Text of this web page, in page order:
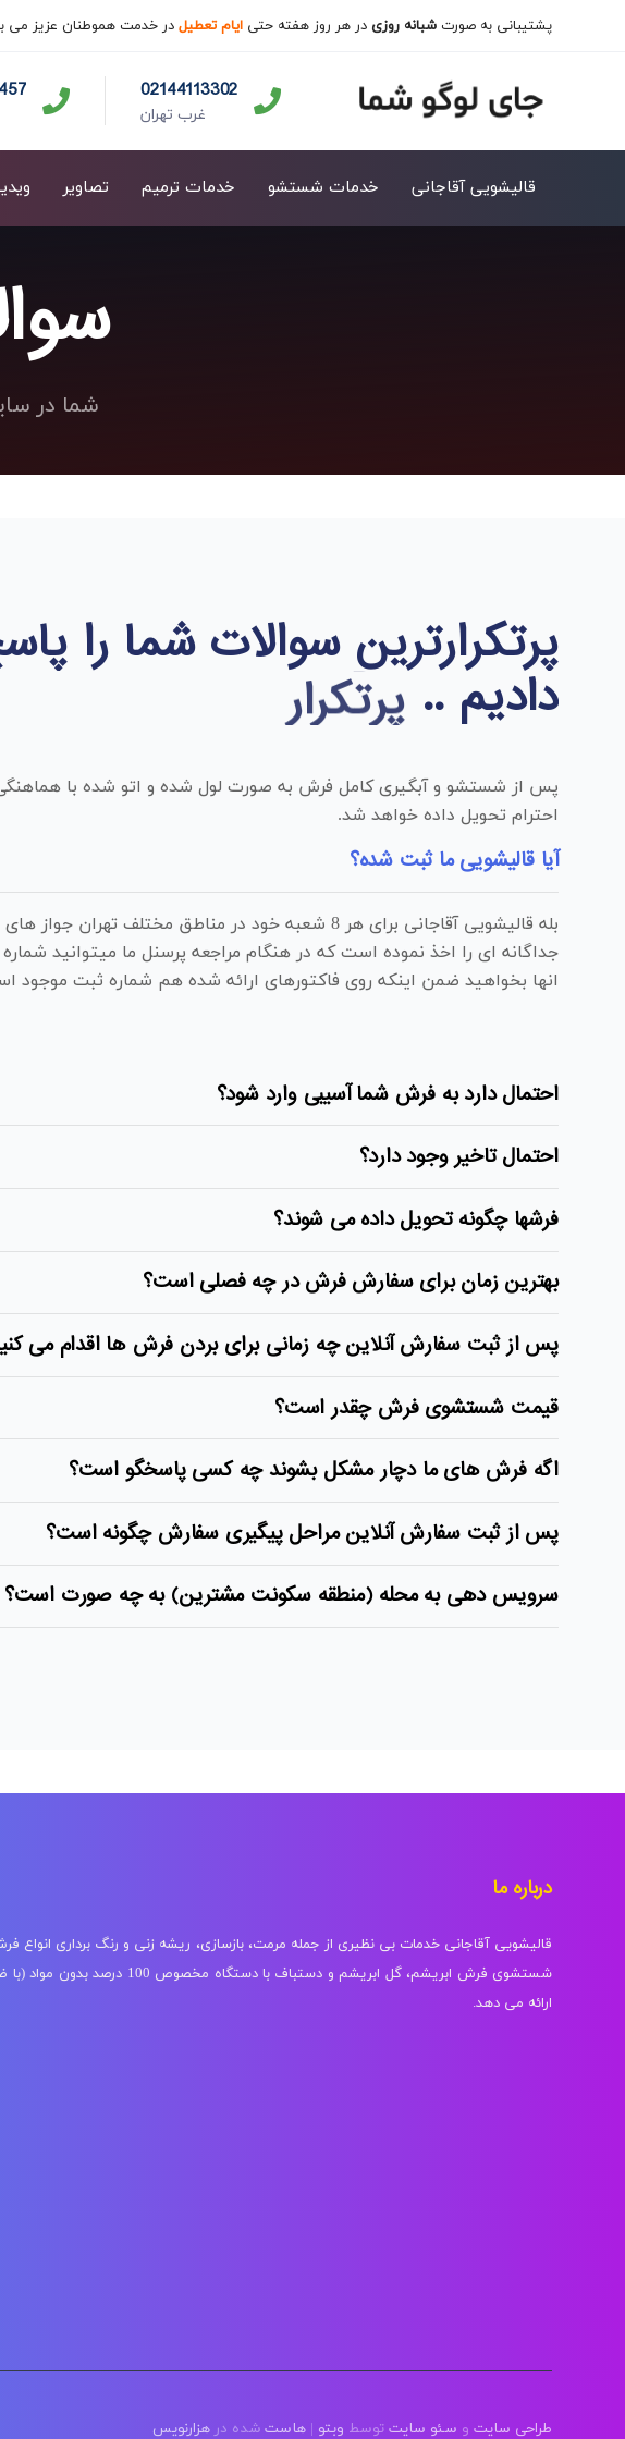
پشتیبانی به صورت شبانه روزی در هر روز هفته حتی ایام تعطیل در خدمت هموطنان عزیز می
02144113302
غرب تهران
قالیشویی آقاجانی خدمات شستشو خدمات ترمیم تصاویر
شما در
پرتکرارترین سوالات شما را
دادیم .. پرتکرار
پس از شستشو و آبگیری کامل فرش به صورت لول شده و اتو شده با هماهنگی
احترام تحویل داده خواهد شد.
آیا قالیشویی ما ثبت شده؟
بله قالیشویی آقاجانی برای هر 8 شعبه خود در مناطق مختلف تهران جواز
جداگانه ای را اخذ نموده است که در هنگام مراجعه پرسنل ما میتوانید شماره
انها بخواهید ضمن اینکه روی فاکتورهای ارائه شده هم شماره ثبت موجود
احتمال دارد به فرش شما آسیبی وارد شود؟
احتمال تاخیر وجود دارد؟
فرشها چگونه تحویل داده می شوند؟
بهترین زمان برای سفارش فرش در چه فصلی است؟
پس از ثبت سفارش آنلاین چه زمانی برای بردن فرش ها اقدام می
قیمت شستشوی فرش چقدر است؟
اگه فرش های ما دچار مشکل بشوند چه کسی پاسخگو است؟
پس از ثبت سفارش آنلاین مراحل پیگیری سفارش چگونه است؟
سرویس دهی به محله (منطقه سکونت مشترین) به چه صورت است؟
درباره ما
قالیشویی آقاجانی خدمات بی نظیری از جمله مرمت، بازسازی، ریشه زنی و رنگ برداری
شستشوی فرش ابریشم، گل ابریشم و دستباف با دستگاه
ارائه می دهد.
طراحی سایت و سئو سایت توسط وبتو | هاست شده در هزارنویس